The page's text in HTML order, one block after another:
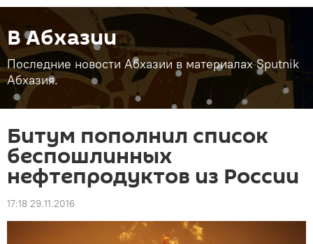
В Абхазии
Последние новости Абхазии в материалах Sputnik
Абхазия.
Битум пополнил список
беспошлинных
нефтепродуктов из России
17:18 29.11.2016